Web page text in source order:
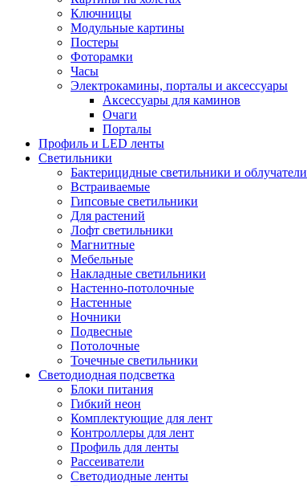
Ключницы
Модульные картины
Постеры
Фоторамки
Часы
Электрокамины, порталы и аксессуары
Аксессуары для каминов
Очаги
Порталы
Профиль и LED ленты
Светильники
Бактерицидные светильники и облучатели
Встраиваемые
Гипсовые светильники
Для растений
Лофт светильники
Магнитные
Мебельные
Накладные светильники
Настенно-потолочные
Настенные
Ночники
Подвесные
Потолочные
Точечные светильники
Светодиодная подсветка
Блоки питания
Гибкий неон
Комплектующие для лент
Контроллеры для лент
Профиль для ленты
Рассеиватели
Светодиодные ленты